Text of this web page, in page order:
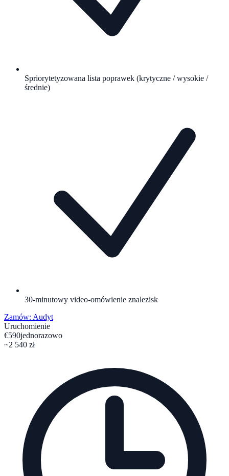
Spriorytetyzowana lista poprawek (krytyczne / wysokie /
średnie)
30-minutowy video-omówienie znalezisk
Zamów: Audyt
Uruchomienie
€590jednorazowo
~2 540 zł